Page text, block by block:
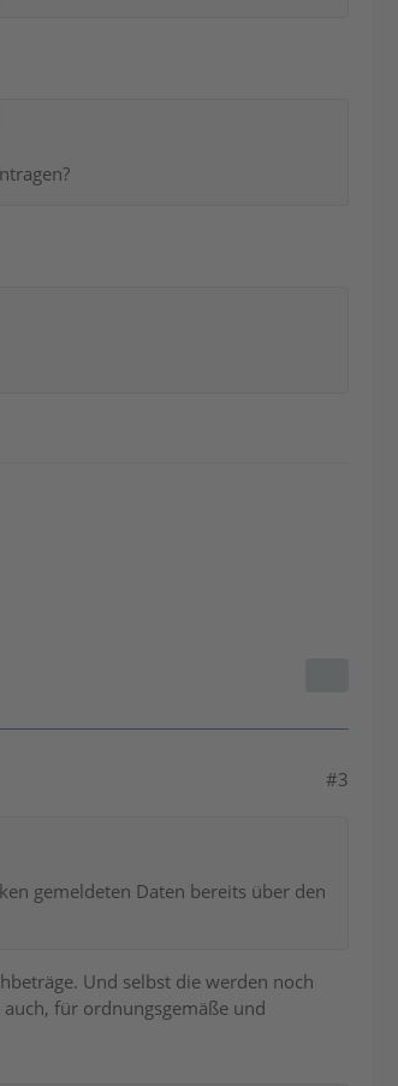
#3
gemeldeten Daten bereits über den
Und selbst die werden noch
für ordnungsgemäße und